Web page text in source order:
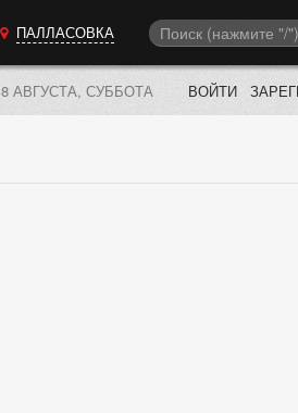
ПАЛЛАСОВКА
8 АВГУСТА, СУББОТА ВОЙТИ